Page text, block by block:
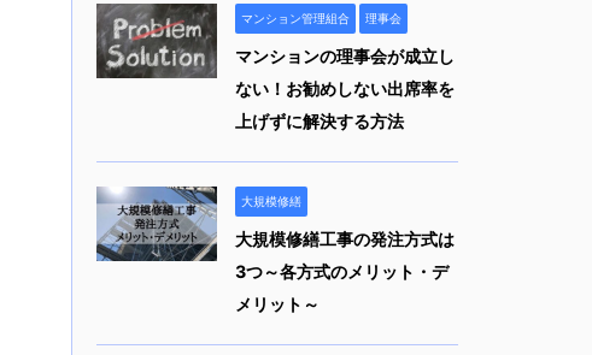
マンション管理組合 理事会
マンションの理事会が成立し
ない！お勧めしない出席率を
上げずに解決する方法
大規模修繕
大規模修繕工事の発注方式は
3つ～各方式のメリット・デ
メリット～